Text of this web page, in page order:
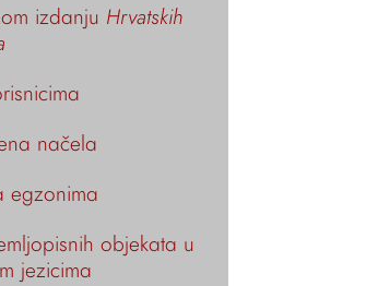
izdanju Hrvatskih
načela
egzonima
objekata u
jezicima